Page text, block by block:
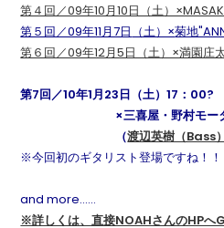
第４回／09年10月10日（土）
第５回／09年11月7日 （土）×菊地
第６回／09年12月5日（土）×満園庄
第7回／10年1月23日（土）17：00?
×三喜屋・野村モーター
（渡辺英樹（Bass）
※今回初のギタリスト登場ですね！！
and more……
※詳しくは、直接NOAHさんのHPへ